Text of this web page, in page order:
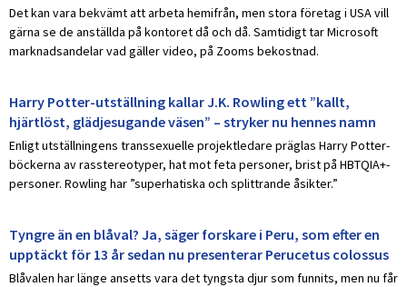
Det kan vara bekvämt att arbeta hemifrån, men stora företag i USA vill
gärna se de anställda på kontoret då och då. Samtidigt tar Microsoft
marknadsandelar vad gäller video, på Zooms bekostnad.
Harry Potter-utställning kallar J.K. Rowling ett ”kallt,
hjärtlöst, glädjesugande väsen” – stryker nu hennes namn
Enligt utställningens transsexuelle projektledare präglas Harry Potter-
böckerna av rasstereotyper, hat mot feta personer, brist på HBTQIA+-
personer. Rowling har ”superhatiska och splittrande åsikter.”
Tyngre än en blåval? Ja, säger forskare i Peru, som efter en
upptäckt för 13 år sedan nu presenterar Perucetus colossus
Blåvalen har länge ansetts vara det tyngsta djur som funnits, men nu får